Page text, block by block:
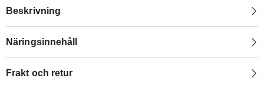
Beskrivning
Näringsinnehåll
Frakt och retur